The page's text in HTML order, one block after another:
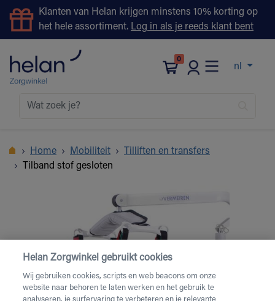
Klanten van Helan krijgen minstens 10% korting op
het hele assortiment. Log in als je reeds klant bent
0
nl
Home Mobiliteit
Tilliften en transfers
Tilband stof gesloten
Helan Zorgwinkel gebruikt cookies
Wij gebruiken cookies, scripts en web beacons om onze
website naar behoren te laten werken en het gebruik te